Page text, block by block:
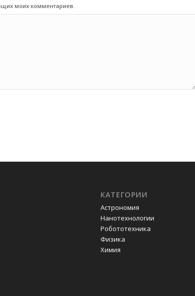
моих комментариев.
КАТЕГОРИИ
Астрономия
Нанотехнологии
Робототехника
Физика
Химия